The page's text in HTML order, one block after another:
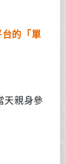
台的 「 單
天親身參